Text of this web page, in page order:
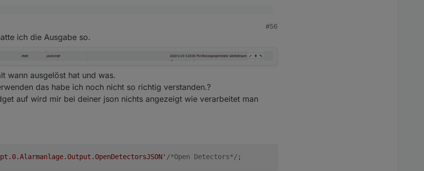
Liste kann man folgendermaßen holen (jeweils den richtigen Datenpuntkt
= 'javascript.0.Alarmanlage.Output.OpenDetectorsJSON'/*Open Detectors*/;
#56
ich die Ausgabe so.
wann ausgelöst hat und was.
das habe ich noch nicht so richtig verstanden.?
auf wird mir bei deiner json nichts angezeigt wie verarbeitet man
/*Open Detectors*/